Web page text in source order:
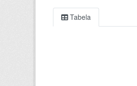
Tabela